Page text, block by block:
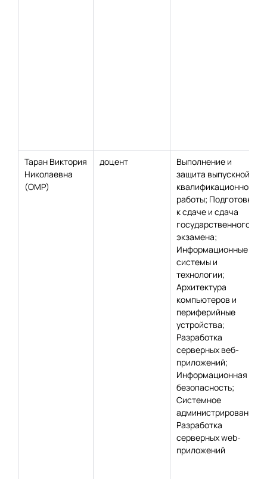
Таран Виктория
Николаевна
(ОМР)
доцент
Выполнение и
защита выпускной
квалификационной
работы; Подготовка
к сдаче и сдача
государственного
экзамена;
Информационные
системы и
технологии;
Архитектура
компьютеров и
периферийные
устройства;
Разработка
серверных веб-
приложений;
Информационная
безопасность;
Системное
администрирование;
Разработка
серверных web-
приложений